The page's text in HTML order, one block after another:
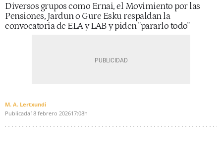
Diversos grupos como Ernai, el Movimiento por las
Pensiones, Jardun o Gure Esku respaldan la
convocatoria de ELA y LAB y piden "pararlo todo"
M. A. Lertxundi
Publicada18 febrero 202617:08h